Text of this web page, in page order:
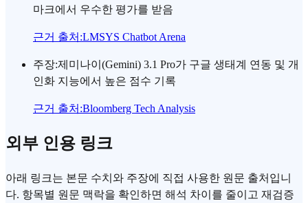
마크에서 우수한 평가를 받음
근거 출처 :LMSYS Chatbot Arena
주장:제미나이(Gemini) 3.1 Pro가 구글 생태계 연동 및 개
인화 지능에서 높은 점수 기록
근거 출처 :Bloomberg Tech Analysis
외부 인용 링크
아래 링크는 본문 수치와 주장에 직접 사용한 원문 출처입니
다. 항목별 원문 맥락을 확인하면 해석 차이를 줄이고 재검증